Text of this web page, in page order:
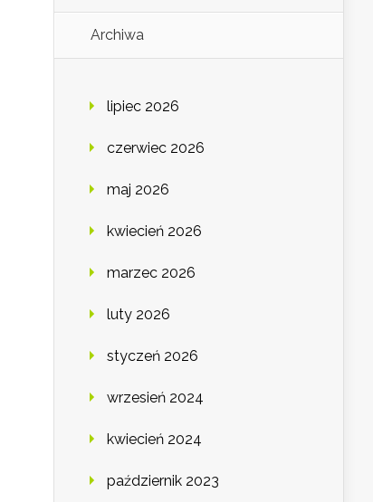
Archiwa
lipiec 2026
czerwiec 2026
maj 2026
kwiecień 2026
marzec 2026
luty 2026
styczeń 2026
wrzesień 2024
kwiecień 2024
październik 2023